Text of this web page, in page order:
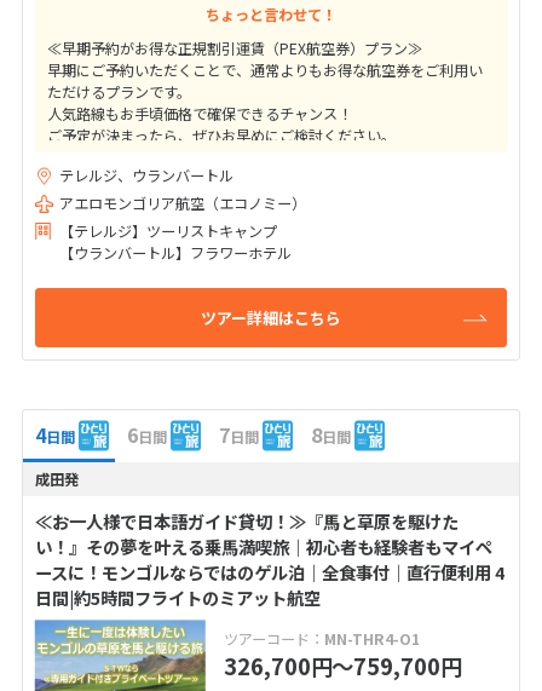
ちょっと言わせて！
≪早期予約がお得な正規割引運賃（PEX航空券）プラン≫
早期にご予約いただくことで、通常よりもお得な航空券をご利用い
ただけるプランです。
人気路線もお手頃価格で確保できるチャンス！
ご予定が決まったら、ぜひお早めにご検討ください。
★ご出発41日前までの変更取消料は10,000円（目安額）！
高額なキャンセル料はかかりませんのでご安心下さい
テレルジ、ウランバートル
アエロモンゴリア航空（エコノミー）
【テレルジ】ツーリストキャンプ
【ウランバートル】フラワーホテル
ツアー詳細はこちら
4日間 6日間 7日間 8日間
成田発
≪お一人様で日本語ガイド貸切！≫『馬と草原を駆けた
い！』その夢を叶える乗馬満喫旅｜初心者も経験者もマイペ
ースに！モンゴルならではのゲル泊｜全食事付｜直行便利用 4
日間|約5時間フライトのミアット航空
ツアーコード： MN-THR4-O1
326,700円〜759,700円